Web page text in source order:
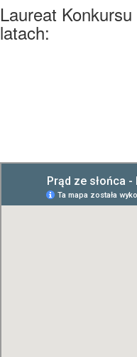
Laureat Konkursu
latach: